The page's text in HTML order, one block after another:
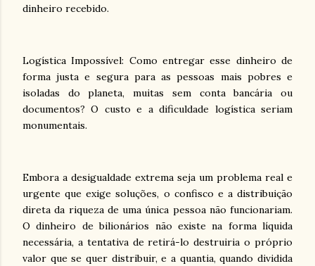
dinheiro recebido.
Logística Impossível: Como entregar esse dinheiro de
forma justa e segura para as pessoas mais pobres e
isoladas do planeta, muitas sem conta bancária ou
documentos? O custo e a dificuldade logística seriam
monumentais.
Embora a desigualdade extrema seja um problema real e
urgente que exige soluções, o confisco e a distribuição
direta da riqueza de uma única pessoa não funcionariam.
O dinheiro de bilionários não existe na forma líquida
necessária, a tentativa de retirá-lo destruiria o próprio
valor que se quer distribuir, e a quantia, quando dividida